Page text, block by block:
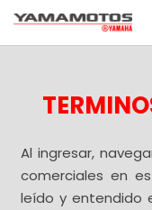
Al ingresar,
comerciales en
leído y entendido